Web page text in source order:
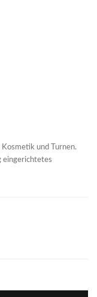
und Turnen.
eingerichtetes